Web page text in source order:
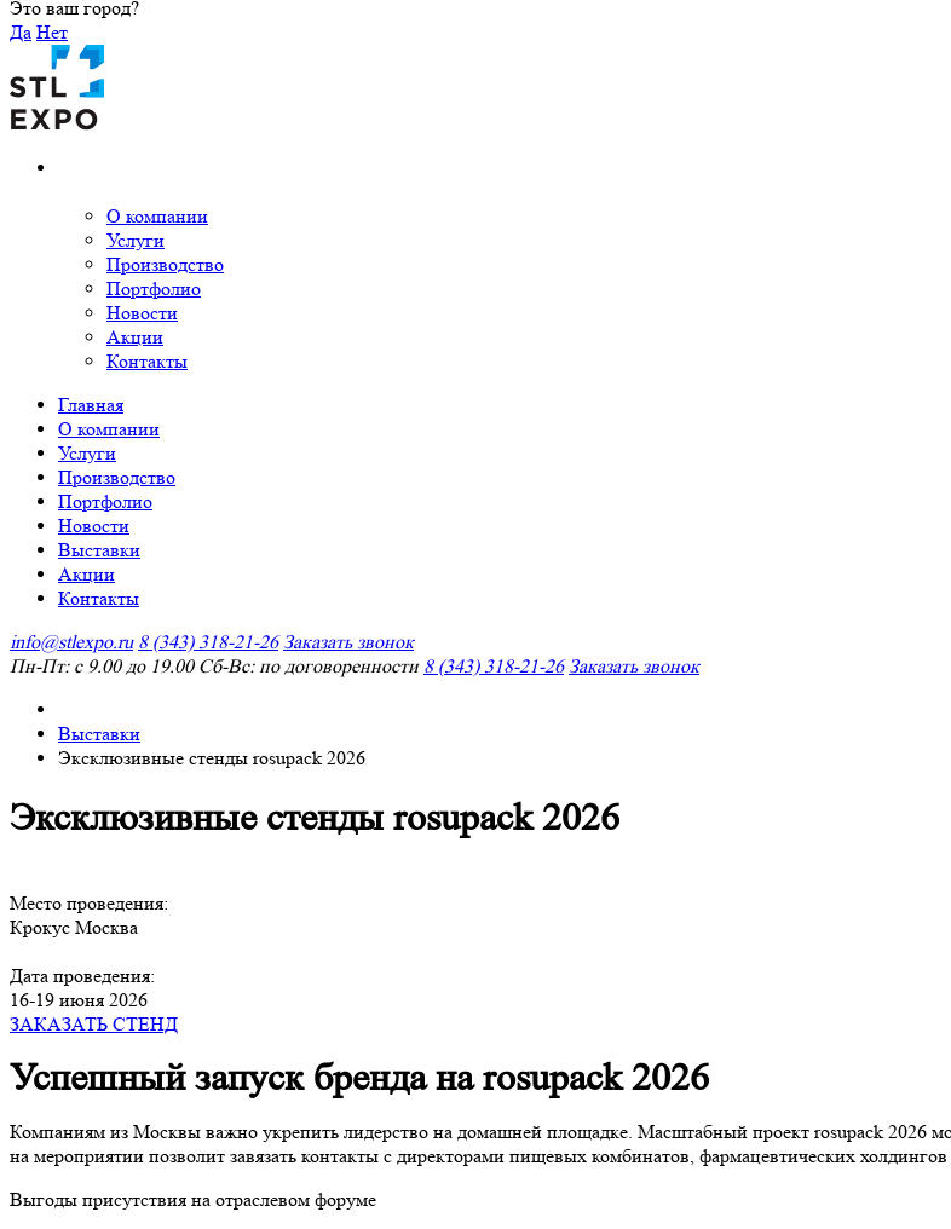
Это ваш город?
Да Нет
О компании
Услуги
Производство
Портфолио
Новости
Акции
Контакты
Главная
О компании
Услуги
Производство
Портфолио
Новости
Выставки
Акции
Контакты
info@stlexpo.ru 8 (343) 318-21-26 Заказать звонок
Пн-Пт: с 9.00 до 19.00 Сб-Вс: по договоренности 8 (343) 318-21-26 Заказать звонок
Выставки
Эксклюзивные стенды rosupack 2026
Эксклюзивные стенды rosupack 2026
Место проведения:
Крокус Москва
Дата проведения:
16-19 июня 2026
ЗАКАЗАТЬ СТЕНД
Успешный запуск бренда на rosupack 2026
Компаниям из Москвы важно укрепить лидерство на домашней площадке. Масштабный проект rosupack 2026
на мероприятии позволит завязать контакты с директорами пищевых комбинатов, фармацевтических
Выгоды присутствия на отраслевом форуме